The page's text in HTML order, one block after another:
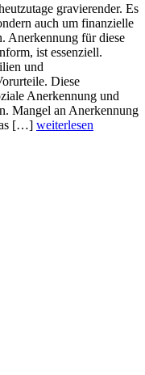
gravierender. Es
auch um finanzielle
Anerkennung für diese
ist essenziell.
und
Diese
Anerkennung und
Mangel an Anerkennung
[…] weiterlesen